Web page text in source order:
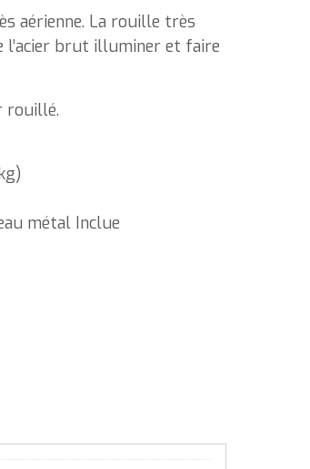
aérienne. La rouille très
brut illuminer et faire
rouillé.
métal Inclue